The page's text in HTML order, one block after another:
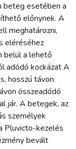
beteg esetében a
előnynek. A
meghatározni,
eléréséhez
belül a lehető
adódó kockázat A
hosszú távon
összeadódó
jár. A betegek, az
személyek
Pluvicto-kezelés
bevált